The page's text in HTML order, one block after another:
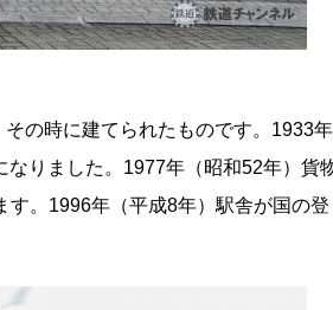
の時に建てられたものです。1933年
なりました。1977年（昭和52年）貨
。1996年（平成8年）駅舎が国の登